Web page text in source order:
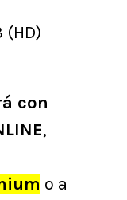
(HD)
con
,
o a